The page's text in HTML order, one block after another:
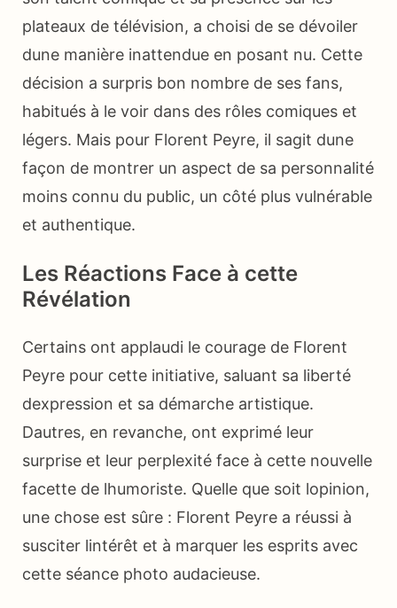
plateaux de télévision, a choisi de se dévoiler
dune manière inattendue en posant nu. Cette
décision a surpris bon nombre de ses fans,
habitués à le voir dans des rôles comiques et
légers. Mais pour Florent Peyre, il sagit dune
façon de montrer un aspect de sa personnalité
moins connu du public, un côté plus vulnérable
et authentique.
Les Réactions Face à cette
Révélation
Certains ont applaudi le courage de Florent
Peyre pour cette initiative, saluant sa liberté
dexpression et sa démarche artistique.
Dautres, en revanche, ont exprimé leur
surprise et leur perplexité face à cette nouvelle
facette de lhumoriste. Quelle que soit lopinion,
une chose est sûre : Florent Peyre a réussi à
susciter lintérêt et à marquer les esprits avec
cette séance photo audacieuse.